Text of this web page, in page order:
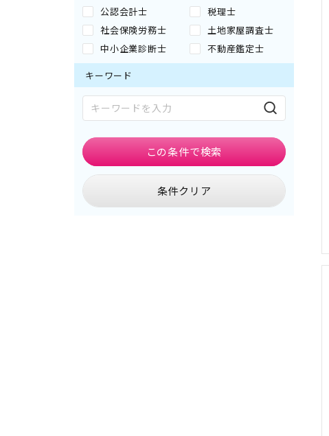
公認会計士
税理士
社会保険労務士
土地家屋調査士
中小企業診断士
不動産鑑定士
キーワード
条件クリア
この条件で検索